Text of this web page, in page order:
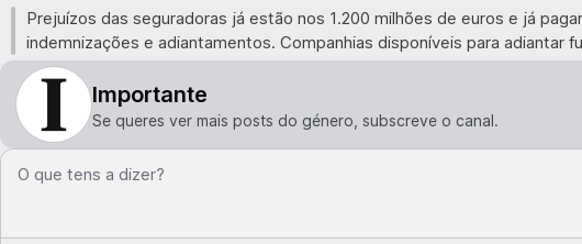
Prejuízos das seguradoras já estão nos 1.200 milhões de euros e já
indemnizações e adiantamentos. Companhias disponíveis para adiantar
Importante
Se queres ver mais posts do género, subscreve o canal.
O que tens a dizer?